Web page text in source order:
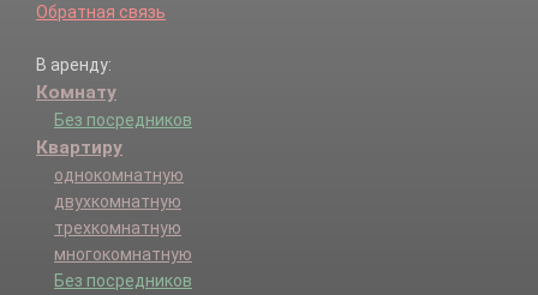
Обратная связь
В аренду:
Комнату
Без посредников
Квартиру
однокомнатную
двухкомнатную
трехкомнатную
многокомнатную
Без посредников